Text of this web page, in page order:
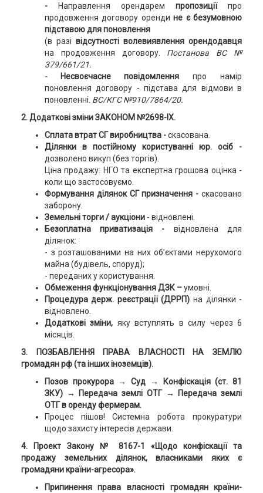
-
Направлення орендаремпропозиціїпро
продовження договору орендине є безумовною
підставою для поновлення
(в разі відсутності волевиявлення орендодавця
на продовження договору. Постанова ВС №
379/661/21.
-
Несвоєчасне повідомленняпро намір
поновлення договору - підстава для відмови в
поновленні. ВС/КГС №910/7864/20.
2. Додаткові зміни ЗАКОНОМ №2698-ІХ.
Сплата втрат СГ виробництва -скасована.
Ділянки в постійному користуванні юр. осіб -
дозволено викуп (без торгів).
Ціна продажу: НГО та експертна грошова оцінка -
коли що застосовуємо.
Формування ділянок СГ призначення -скасовано
заборону.
Земельні торги / аукціони - відновлені.
Безоплатна приватизація - відновлена для
ділянок:
- з розташованими на них об’єктами нерухомого
майна (будівель, споруд);
- переданих у користування.
Обмеження функціонування ДЗК –умовні.
Процедура держ. реєстрації (ДРРП) на ділянки -
відновлено.
Додаткові зміни, яку вступлять в силу через 6
місяців.
3. ПОЗБАВЛЕННЯ ПРАВА ВЛАСНОСТІ НА ЗЕМЛЮ
громадян рф (та інших іноземців).
Позов прокурора → Суд → Конфіскація (ст. 81
ЗКУ) → Передача землі ОТГ → Передача землі
ОТГ в оренду фермерам.
Процес пішов! Системна робота прокуратури
щодо захисту інтересів держави.
4. Проект Закону № 8167-1 «Щодо конфіскації та
продажу земельних ділянок, власниками яких є
громадяни країни-агресора».
Припинення права власності громадян країни-